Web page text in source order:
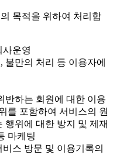
목적을 위하여 처리합
사운영
불만의 처리 등 이용자에
반하는 회원에 대한 이용
를 포함하여 서비스의 원
행위에 대한 방지 및 제재
마케팅
스 방문 및 이용기록의